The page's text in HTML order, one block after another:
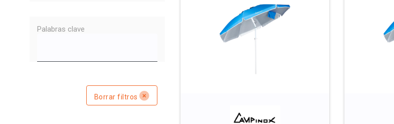
Palabras clave
Borrar filtros